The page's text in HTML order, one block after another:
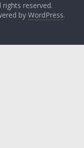
rights reserved.
by WordPress.